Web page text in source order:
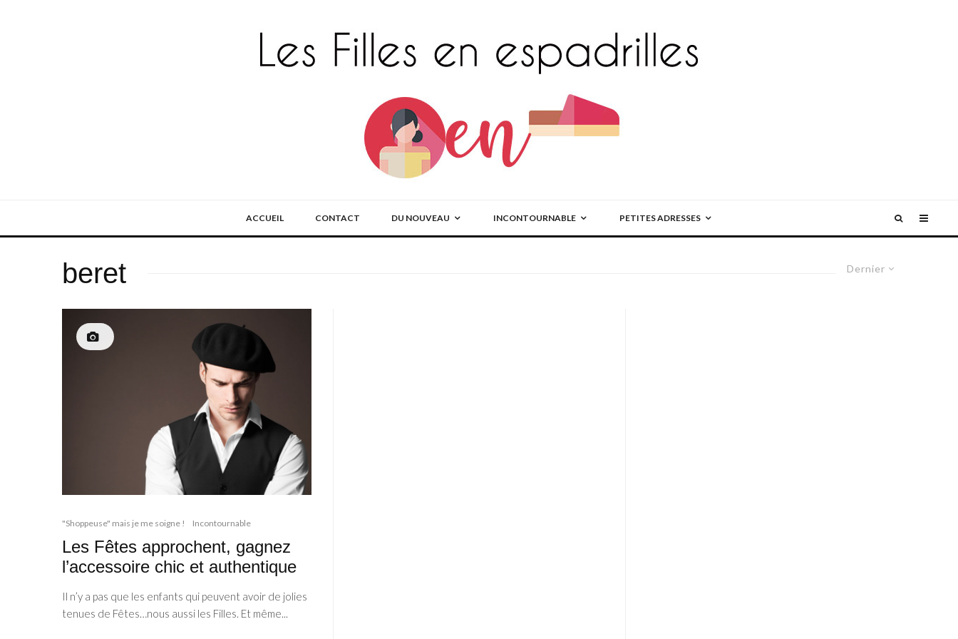
ACCUEIL CONTACT DU NOUVEAU INCONTOURNABLE PETITES ADRESSES
Dernier
beret
"Shoppeuse" mais je me soigne ! Incontournable
Les Fêtes approchent, gagnez
l’accessoire chic et authentique
Il n’y a pas que les enfants qui peuvent avoir de jolies
tenues de Fêtes…nous aussi les Filles. Et même...